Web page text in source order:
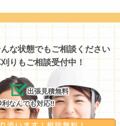
な状態でもご相談ください
りもご相談受付中！
出張見積無料
なんでも対応!!